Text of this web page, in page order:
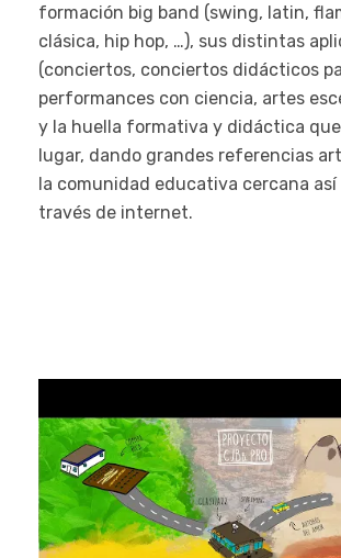
formación big band (swing, latin,
clásica, hip hop, …), sus distintas
(conciertos, conciertos didácticos
performances con ciencia, artes
y la huella formativa y didáctica
lugar, dando grandes referencias
la comunidad educativa cercana así
través de internet.